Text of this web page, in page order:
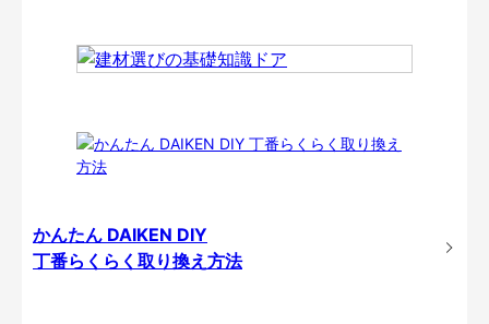
かんたん DAIKEN DIY
丁番らくらく取り換え方法